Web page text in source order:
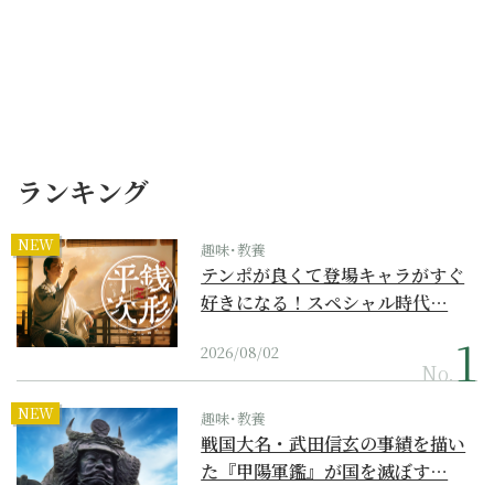
ランキング
NEW 趣味･教養
テンポが良くて登場キャラがすぐ
好きになる！スペシャル時代…
2026/08/02
No.
NEW 趣味･教養
戦国大名・武田信玄の事績を描い
た『甲陽軍鑑』が国を滅ぼす…